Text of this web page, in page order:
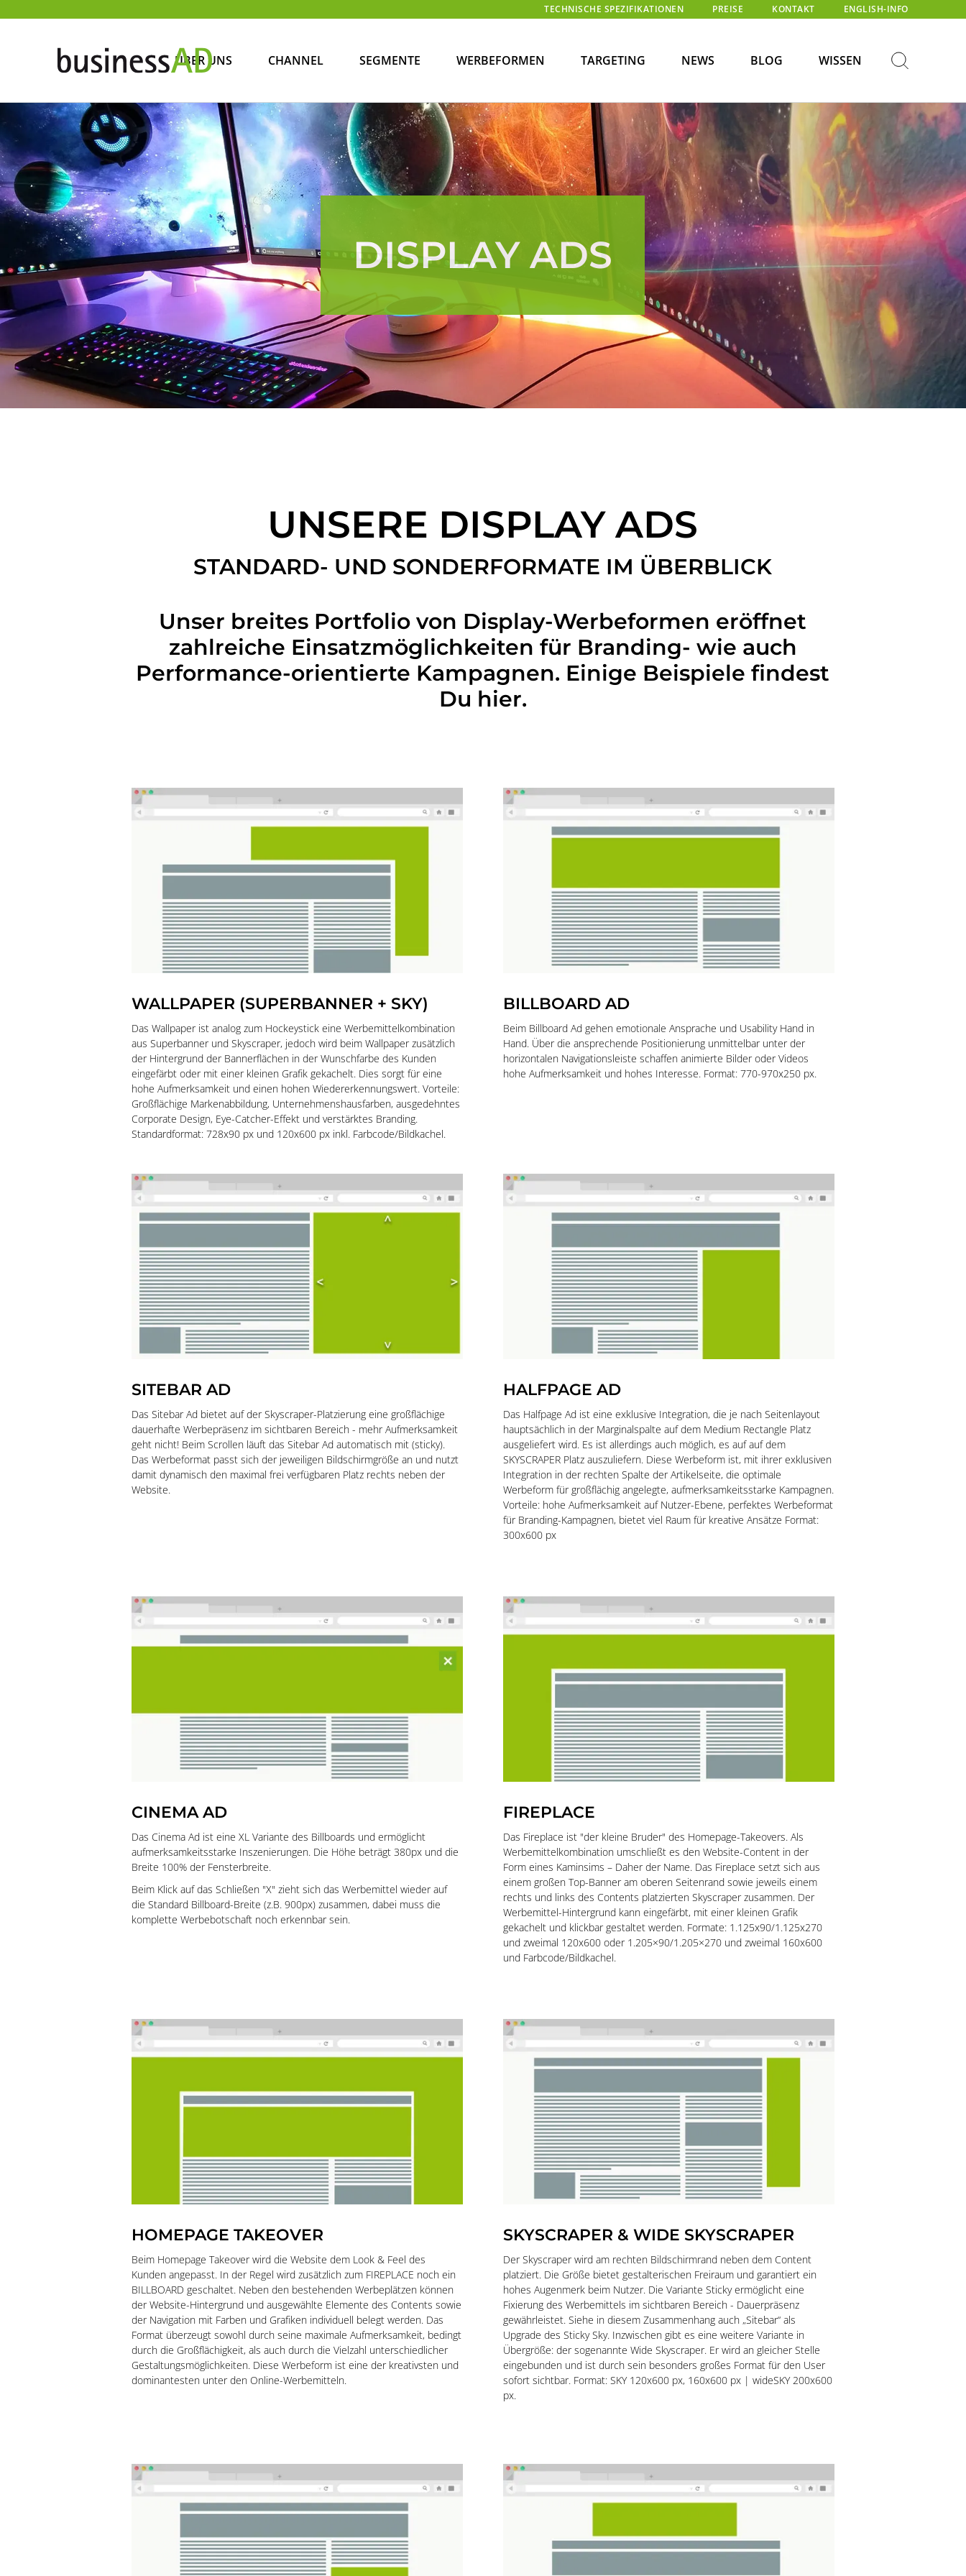
TECHNISCHE SPEZIFIKATIONEN PREISE KONTAKT ENGLISH-INFO
ÜBER UNS CHANNEL SEGMENTE WERBEFORMEN TARGETING NEWS BLOG WISSEN
DISPLAY ADS
UNSERE DISPLAY ADS
STANDARD- UND SONDERFORMATE IM ÜBERBLICK
Unser breites Portfolio von Display-Werbeformen eröffnet
zahlreiche Einsatzmöglichkeiten für Branding- wie auch
Performance-orientierte Kampagnen. Einige Beispiele findest
Du hier.
WALLPAPER (SUPERBANNER + SKY)
Das Wallpaper ist analog zum Hockeystick eine Werbemittelkombination
aus Superbanner und Skyscraper, jedoch wird beim Wallpaper zusätzlich
der Hintergrund der Bannerflächen in der Wunschfarbe des Kunden
eingefärbt oder mit einer kleinen Grafik gekachelt. Dies sorgt für eine
hohe Aufmerksamkeit und einen hohen Wiedererkennungswert. Vorteile:
Großflächige Markenabbildung, Unternehmenshausfarben, ausgedehntes
Corporate Design, Eye-Catcher-Effekt und verstärktes Branding.
Standardformat: 728x90 px und 120x600 px inkl. Farbcode/Bildkachel.
BILLBOARD AD
Beim Billboard Ad gehen emotionale Ansprache und Usability Hand in
Hand. Über die ansprechende Positionierung unmittelbar unter der
horizontalen Navigationsleiste schaffen animierte Bilder oder Videos
hohe Aufmerksamkeit und hohes Interesse. Format: 770-970x250 px.
SITEBAR AD
Das Sitebar Ad bietet auf der Skyscraper-Platzierung eine großflächige
dauerhafte Werbepräsenz im sichtbaren Bereich - mehr Aufmerksamkeit
geht nicht! Beim Scrollen läuft das Sitebar Ad automatisch mit (sticky).
Das Werbeformat passt sich der jeweiligen Bildschirmgröße an und nutzt
damit dynamisch den maximal frei verfügbaren Platz rechts neben der
Website.
HALFPAGE AD
Das Halfpage Ad ist eine exklusive Integration, die je nach Seitenlayout
hauptsächlich in der Marginalspalte auf dem Medium Rectangle Platz
ausgeliefert wird. Es ist allerdings auch möglich, es auf auf dem
SKYSCRAPER Platz auszuliefern. Diese Werbeform ist, mit ihrer exklusiven
Integration in der rechten Spalte der Artikelseite, die optimale
Werbeform für großflächig angelegte, aufmerksamkeitsstarke Kampagnen.
Vorteile: hohe Aufmerksamkeit auf Nutzer-Ebene, perfektes Werbeformat
für Branding-Kampagnen, bietet viel Raum für kreative Ansätze Format:
300x600 px
CINEMA AD
Das Cinema Ad ist eine XL Variante des Billboards und ermöglicht
aufmerksamkeitsstarke Inszenierungen. Die Höhe beträgt 380px und die
Breite 100% der Fensterbreite.
Beim Klick auf das Schließen "X" zieht sich das Werbemittel wieder auf
die Standard Billboard-Breite (z.B. 900px) zusammen, dabei muss die
komplette Werbebotschaft noch erkennbar sein.
FIREPLACE
Das Fireplace ist "der kleine Bruder" des Homepage-Takeovers. Als
Werbemittelkombination umschließt es den Website-Content in der
Form eines Kaminsims – Daher der Name. Das Fireplace setzt sich aus
einem großen Top-Banner am oberen Seitenrand sowie jeweils einem
rechts und links des Contents platzierten Skyscraper zusammen. Der
Werbemittel-Hintergrund kann eingefärbt, mit einer kleinen Grafik
gekachelt und klickbar gestaltet werden. Formate: 1.125x90/1.125x270
und zweimal 120x600 oder 1.205×90/1.205×270 und zweimal 160x600
und Farbcode/Bildkachel.
HOMEPAGE TAKEOVER
Beim Homepage Takeover wird die Website dem Look & Feel des
Kunden angepasst. In der Regel wird zusätzlich zum FIREPLACE noch ein
BILLBOARD geschaltet. Neben den bestehenden Werbeplätzen können
der Website-Hintergrund und ausgewählte Elemente des Contents sowie
der Navigation mit Farben und Grafiken individuell belegt werden. Das
Format überzeugt sowohl durch seine maximale Aufmerksamkeit, bedingt
durch die Großflächigkeit, als auch durch die Vielzahl unterschiedlicher
Gestaltungsmöglichkeiten. Diese Werbeform ist eine der kreativsten und
dominantesten unter den Online-Werbemitteln.
SKYSCRAPER & WIDE SKYSCRAPER
Der Skyscraper wird am rechten Bildschirmrand neben dem Content
platziert. Die Größe bietet gestalterischen Freiraum und garantiert ein
hohes Augenmerk beim Nutzer. Die Variante Sticky ermöglicht eine
Fixierung des Werbemittels im sichtbaren Bereich - Dauerpräsenz
gewährleistet. Siehe in diesem Zusammenhang auch „Sitebar“ als
Upgrade des Sticky Sky. Inzwischen gibt es eine weitere Variante in
Übergröße: der sogenannte Wide Skyscraper. Er wird an gleicher Stelle
eingebunden und ist durch sein besonders großes Format für den User
sofort sichtbar. Format: SKY 120x600 px, 160x600 px | wideSKY 200x600
px.